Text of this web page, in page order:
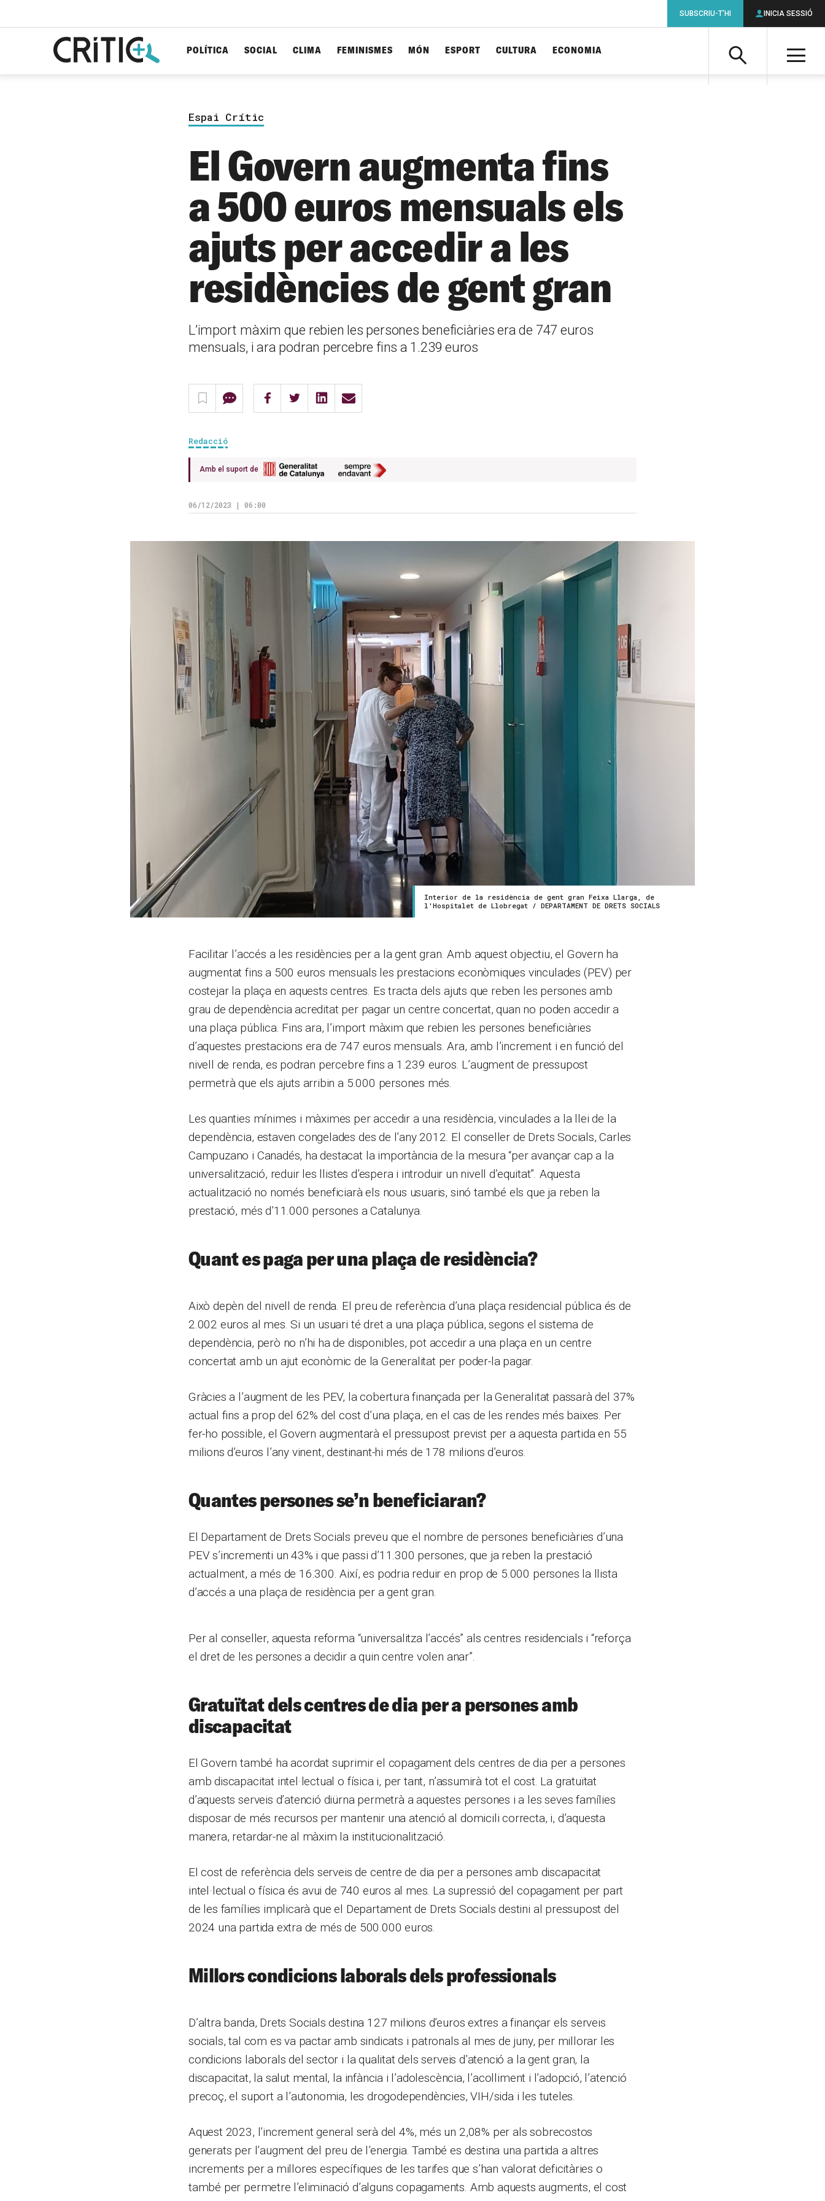
Cerca
POLÍTICA SOCIAL CLIMA FEMINISMES MÓN ESPORT CULTURA ECONOMIA
SUBSCRIU-T'HI INICIA SESSIÓ
Espai Crític
El Govern augmenta fins
a 500 euros mensuals els
ajuts per accedir a les
residències de gent gran
L’import màxim que rebien les persones beneficiàries era de 747 euros
mensuals, i ara podran percebre fins a 1.239 euros
Redacció
Amb el suport de
06/12/2023 | 06:00
Interior de la residència de gent gran Feixa Llarga, de
l'Hospitalet de Llobregat / DEPARTAMENT DE DRETS SOCIALS
Facilitar l’accés a les residències per a la gent gran. Amb aquest objectiu, el Govern ha
augmentat fins a 500 euros mensuals les prestacions econòmiques vinculades (PEV) per
costejar la plaça en aquests centres. Es tracta dels ajuts que reben les persones amb
grau de dependència acreditat per pagar un centre concertat, quan no poden accedir a
una plaça pública. Fins ara, l’import màxim que rebien les persones beneficiàries
d’aquestes prestacions era de 747 euros mensuals. Ara, amb l’increment i en funció del
nivell de renda, es podran percebre fins a 1.239 euros. L’augment de pressupost
permetrà que els ajuts arribin a 5.000 persones més.
Les quanties mínimes i màximes per accedir a una residència, vinculades a la llei de la
dependència, estaven congelades des de l’any 2012. El conseller de Drets Socials, Carles
Campuzano i Canadés, ha destacat la importància de la mesura “per avançar cap a la
universalització, reduir les llistes d’espera i introduir un nivell d’equitat”. Aquesta
actualització no només beneficiarà els nous usuaris, sinó també els que ja reben la
prestació, més d’11.000 persones a Catalunya.
Quant es paga per una plaça de residència?
Això depèn del nivell de renda. El preu de referència d’una plaça residencial pública és de
2.002 euros al mes. Si un usuari té dret a una plaça pública, segons el sistema de
dependència, però no n’hi ha de disponibles, pot accedir a una plaça en un centre
concertat amb un ajut econòmic de la Generalitat per poder-la pagar.
Gràcies a l’augment de les PEV, la cobertura finançada per la Generalitat passarà del 37%
actual fins a prop del 62% del cost d’una plaça, en el cas de les rendes més baixes. Per
fer-ho possible, el Govern augmentarà el pressupost previst per a aquesta partida en 55
milions d’euros l’any vinent, destinant-hi més de 178 milions d’euros.
Quantes persones se’n beneficiaran?
El Departament de Drets Socials preveu que el nombre de persones beneficiàries d’una
PEV s’incrementi un 43% i que passi d’11.300 persones, que ja reben la prestació
actualment, a més de 16.300. Així, es podria reduir en prop de 5.000 persones la llista
d’accés a una plaça de residència per a gent gran.
Per al conseller, aquesta reforma “universalitza l’accés” als centres residencials i “reforça
el dret de les persones a decidir a quin centre volen anar”.
Gratuïtat dels centres de dia per a persones amb
discapacitat
El Govern també ha acordat suprimir el copagament dels centres de dia per a persones
amb discapacitat intel·lectual o física i, per tant, n’assumirà tot el cost. La gratuïtat
d’aquests serveis d’atenció diürna permetrà a aquestes persones i a les seves famílies
disposar de més recursos per mantenir una atenció al domicili correcta, i, d’aquesta
manera, retardar-ne al màxim la institucionalització.
El cost de referència dels serveis de centre de dia per a persones amb discapacitat
intel·lectual o física és avui de 740 euros al mes. La supressió del copagament per part
de les famílies implicarà que el Departament de Drets Socials destini al pressupost del
2024 una partida extra de més de 500.000 euros.
Millors condicions laborals dels professionals
D’altra banda, Drets Socials destina 127 milions d’euros extres a finançar els serveis
socials, tal com es va pactar amb sindicats i patronals al mes de juny, per millorar les
condicions laborals del sector i la qualitat dels serveis d’atenció a la gent gran, la
discapacitat, la salut mental, la infància i l’adolescència, l’acolliment i l’adopció, l’atenció
precoç, el suport a l’autonomia, les drogodependències, VIH/sida i les tuteles.
Aquest 2023, l’increment general serà del 4%, més un 2,08% per als sobrecostos
generats per l’augment del preu de l’energia. També es destina una partida a altres
increments per a millores específiques de les tarifes que s’han valorat deficitàries o
també per permetre l’eliminació d’alguns copagaments. Amb aquests augments, el cost